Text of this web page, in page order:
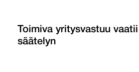
Toimiva yritysvastuu
säätelyn